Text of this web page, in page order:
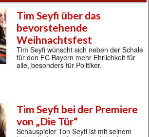
Tim Seyfi über das
bevorstehende
Weihnachtsfest
Tim Seyfi wünscht sich neben der Schale
für den FC Bayern mehr Ehrlichkeit für
alle, besonders für Politiker.
Tim Seyfi bei der Premiere
von „Die Tür“
Schauspieler Ton Seyfi ist mit seinem